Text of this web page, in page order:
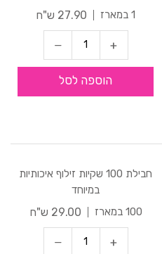
1 במארז
27.90 ש"ח
הוספה לסל
חבילת 100 שקיות זילוף איכותיות
במיוחד
100 במארז
29.00 ש"ח